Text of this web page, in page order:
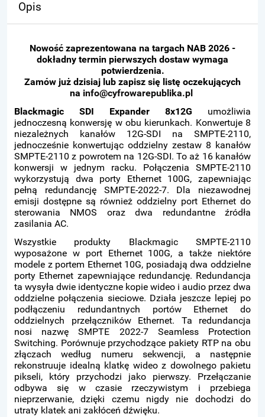
Opis
Nowość zaprezentowana na targach NAB 2026 -
dokładny termin pierwszych dostaw wymaga
potwierdzenia.
Zamów już dzisiaj lub zapisz się listę oczekujących
na info@cyfrowarepublika.pl
Blackmagic SDI Expander 8x12G umożliwia
jednoczesną konwersję w obu kierunkach. Konwertuje 8
niezależnych kanałów 12G-SDI na SMPTE-2110,
jednocześnie konwertując oddzielny zestaw 8 kanałów
SMPTE-2110 z powrotem na 12G-SDI. To aż 16 kanałów
konwersji w jednym racku. Połączenia SMPTE-2110
wykorzystują dwa porty Ethernet 100G, zapewniając
pełną redundancję SMPTE-2022-7. Dla niezawodnej
emisji dostępne są również oddzielny port Ethernet do
sterowania NMOS oraz dwa redundantne źródła
zasilania AC.
Wszystkie produkty Blackmagic SMPTE-2110
wyposażone w port Ethernet 100G, a także niektóre
modele z portem Ethernet 10G, posiadają dwa oddzielne
porty Ethernet zapewniające redundancję. Redundancja
ta wysyła dwie identyczne kopie wideo i audio przez dwa
oddzielne połączenia sieciowe. Działa jeszcze lepiej po
podłączeniu redundantnych portów Ethernet do
oddzielnych przełączników Ethernet. Ta redundancja
nosi nazwę SMPTE 2022-7 Seamless Protection
Switching. Porównuje przychodzące pakiety RTP na obu
złączach według numeru sekwencji, a następnie
rekonstruuje idealną klatkę wideo z dowolnego pakietu
pikseli, który przychodzi jako pierwszy. Przełączanie
odbywa się w czasie rzeczywistym i przebiega
nieprzerwanie, dzięki czemu nigdy nie dochodzi do
utraty klatek ani zakłóceń dźwięku.